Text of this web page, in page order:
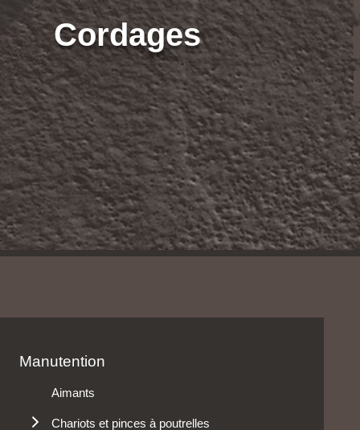
Cordages
Manutention
Aimants
Chariots et pinces à poutrelles